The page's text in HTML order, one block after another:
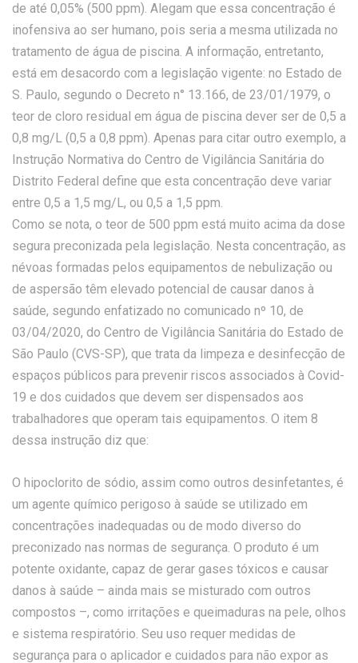
de até 0,05% (500 ppm). Alegam que essa concentração é
inofensiva ao ser humano, pois seria a mesma utilizada no
tratamento de água de piscina. A informação, entretanto,
está em desacordo com a legislação vigente: no Estado de
S. Paulo, segundo o Decreto n° 13.166, de 23/01/1979, o
teor de cloro residual em água de piscina dever ser de 0,5 a
0,8 mg/L (0,5 a 0,8 ppm). Apenas para citar outro exemplo, a
Instrução Normativa do Centro de Vigilância Sanitária do
Distrito Federal define que esta concentração deve variar
entre 0,5 a 1,5 mg/L, ou 0,5 a 1,5 ppm.
Como se nota, o teor de 500 ppm está muito acima da dose
segura preconizada pela legislação. Nesta concentração, as
névoas formadas pelos equipamentos de nebulização ou
de aspersão têm elevado potencial de causar danos à
saúde, segundo enfatizado no comunicado nº 10, de
03/04/2020, do Centro de Vigilância Sanitária do Estado de
São Paulo (CVS-SP), que trata da limpeza e desinfecção de
espaços públicos para prevenir riscos associados à Covid-
19 e dos cuidados que devem ser dispensados aos
trabalhadores que operam tais equipamentos. O item 8
dessa instrução diz que:
O hipoclorito de sódio, assim como outros desinfetantes, é
um agente químico perigoso à saúde se utilizado em
concentrações inadequadas ou de modo diverso do
preconizado nas normas de segurança. O produto é um
potente oxidante, capaz de gerar gases tóxicos e causar
danos à saúde – ainda mais se misturado com outros
compostos –, como irritações e queimaduras na pele, olhos
e sistema respiratório. Seu uso requer medidas de
segurança para o aplicador e cuidados para não expor as